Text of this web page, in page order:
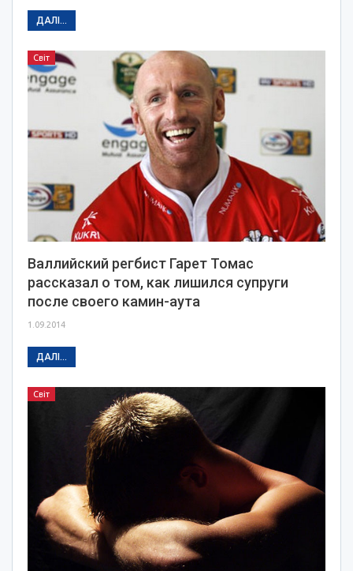
ДАЛІ...
Світ
Валлийский регбист Гарет Томас
рассказал о том, как лишился супруги
после своего камин-аута
1.09.2014
ДАЛІ...
Світ